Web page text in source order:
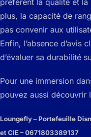
plus, la capacité de
pas convenir aux
Enfin, l’absence d’avis
d’évaluer sa durabilité
Pour une immersion
pouvez aussi découvrir
Loungefly – Portefeuille
et CIE – 0671803389137